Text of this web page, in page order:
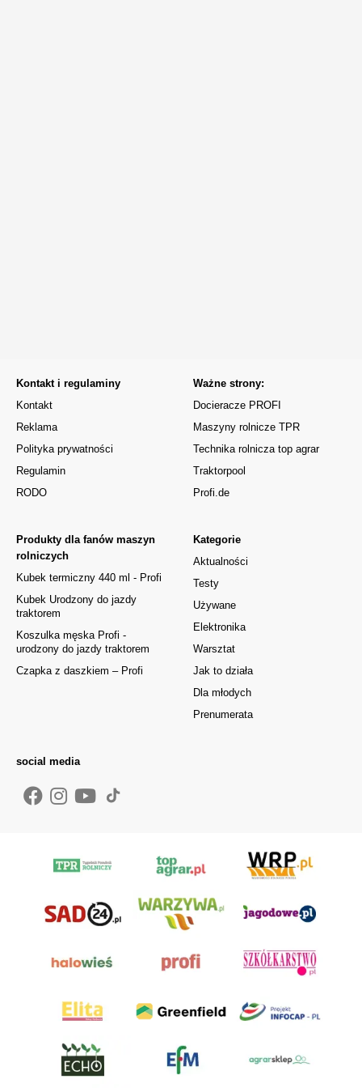
Kontakt i regulaminy
Kontakt
Reklama
Polityka prywatności
Regulamin
RODO
Kategorie
Aktualności
Testy
Używane
Elektronika
Warsztat
Jak to działa
Dla młodych
Prenumerata
Produkty dla fanów maszyn
rolniczych
Kubek termiczny 440 ml - Profi
Kubek Urodzony do jazdy
traktorem
Koszulka męska Profi -
urodzony do jazdy traktorem
Czapka z daszkiem – Profi
Ważne strony:
Docieracze PROFI
Maszyny rolnicze TPR
Technika rolnicza top agrar
Traktorpool
Profi.de
social media